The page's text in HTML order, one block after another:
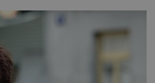
jiná doba, když